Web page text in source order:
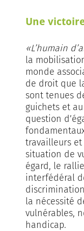
Une
«L’humain
la
monde
de droit que
sont tenues
guichets et
question
travailleurs et
situation de
égard, le
interfédéral
la nécessité
vulnérables,
handicap.